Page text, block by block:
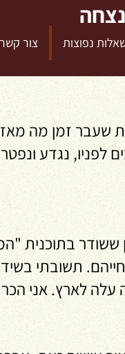
נפוצות צור קשר
שעבר זמן מה
נגדע ונפטר.
חייהם. תשובתי
עלה לארץ. אני